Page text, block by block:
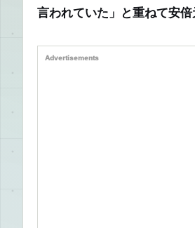
言われていた」と重ねて安倍
Advertisements